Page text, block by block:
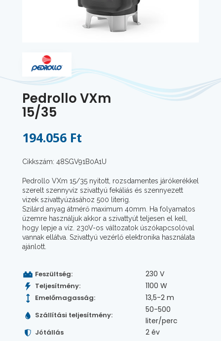
Pedrollo VXm
15/35
194.056 Ft
Cikkszám: 48SGV91B0A1U
Pedrollo VXm 15/35 nyitott, rozsdamentes járókerékkel
szerelt szennyvíz szivattyú fekáliás és szennyezett
vizek szivattyúzásához 500 literig.
Szilárd anyag átmérő maximum 40mm. Ha folyamatos
üzemre használjuk akkor a szivattyút teljesen el kell,
hogy lepje a víz. 230V-os változatok úszókapcsolóval
vannak ellátva. Szivattyú vezérlő elektronika használata
ajánlott.
Feszültség: 230 V
Teljesítmény: 1100 W
Emelőmagasság: 13,5-2 m
Szállítási teljesítmény:
50-500
liter/perc
Jótállás 2 év